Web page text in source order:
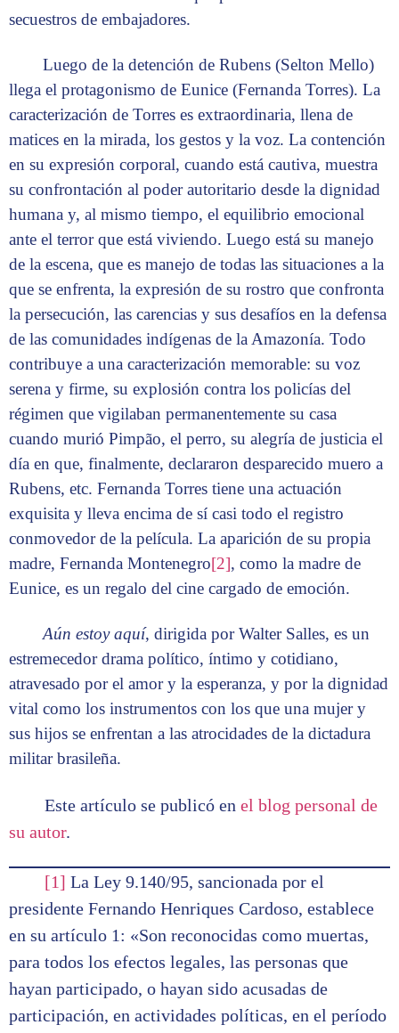
secuestros de embajadores.
Luego de la detención de Rubens (Selton Mello)
llega el protagonismo de Eunice (Fernanda Torres). La
caracterización de Torres es extraordinaria, llena de
matices en la mirada, los gestos y la voz. La contención
en su expresión corporal, cuando está cautiva, muestra
su confrontación al poder autoritario desde la dignidad
humana y, al mismo tiempo, el equilibrio emocional
ante el terror que está viviendo. Luego está su manejo
de la escena, que es manejo de todas las situaciones a la
que se enfrenta, la expresión de su rostro que confronta
la persecución, las carencias y sus desafíos en la defensa
de las comunidades indígenas de la Amazonía. Todo
contribuye a una caracterización memorable: su voz
serena y firme, su explosión contra los policías del
régimen que vigilaban permanentemente su casa
cuando murió Pimpão, el perro, su alegría de justicia el
día en que, finalmente, declararon desparecido muero a
Rubens, etc. Fernanda Torres tiene una actuación
exquisita y lleva encima de sí casi todo el registro
conmovedor de la película. La aparición de su propia
madre, Fernanda Montenegro[2], como la madre de
Eunice, es un regalo del cine cargado de emoción.
Aún estoy aquí, dirigida por Walter Salles, es un
estremecedor drama político, íntimo y cotidiano,
atravesado por el amor y la esperanza, y por la dignidad
vital como los instrumentos con los que una mujer y
sus hijos se enfrentan a las atrocidades de la dictadura
militar brasileña.
Este artículo se publicó en el blog personal de
su autor.
[1] La Ley 9.140/95, sancionada por el
presidente Fernando Henriques Cardoso, establece
en su artículo 1: «Son reconocidas como muertas,
para todos los efectos legales, las personas que
hayan participado, o hayan sido acusadas de
participación, en actividades políticas, en el período